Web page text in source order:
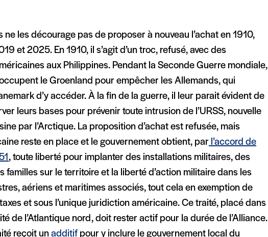
ne les décourage pas de proposer à nouveau l’achat en 1910,
et 2025. En 1910, il s’agit d’un troc, refusé, avec des
aux Philippines. Pendant la Seconde Guerre mondiale,
le Groenland pour empêcher les Allemands, qui
d’y accéder. À la fin de la guerre, il leur parait évident de
leurs bases pour prévenir toute intrusion de l’URSS, nouvelle
par l’Arctique. La proposition d’achat est refusée, mais
reste en place et le gouvernement obtient, par l’accord de
, toute liberté pour implanter des installations militaires, des
familles sur le territoire et la liberté d’action militaire dans les
aériens et maritimes associés, tout cela en exemption de
et sous l’unique juridiction américaine. Ce traité, placé dans
de l’Atlantique nord, doit rester actif pour la durée de l’Alliance.
reçoit un additif pour y inclure le gouvernement local du